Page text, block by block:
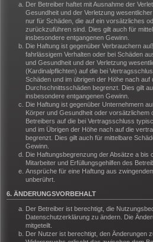
Der Betreiber haftet mit Ausnahme der
Gesundheit und der Verletzung
nur für Schäden, die auf ein vorsätzliches
zurückzuführen sind. Dies gilt auch für
insbesondere entgangenen Gewinn.
Die Haftung ist gegenüber Verbrauchern
fahrlässigem Verhalten oder bei Schäden
und Gesundheit und der Verletzung
(Kardinalpflichten) auf die bei
Schäden und im übrigen der Höhe nach
Durchschnittsschäden begrenzt. Dies gilt
insbesondere entgangenen Gewinn.
Die Haftung ist gegenüber Unternehmern
Körper und Gesundheit oder vorsätzlichem
Betreibers auf die bei Vertragsschluss
und im Übrigen der Höhe nach auf die
begrenzt. Dies gilt auch für mittelbare
Gewinn.
Die Haftungsbegrenzung der Absätze a bis
Mitarbeiter und Erfüllungsgehilfen des
Ansprüche für eine Haftung aus
unberührt.
6. ÄNDERUNGSVORBEHALT
Der Betreiber ist berechtigt, die
Datenschutzerklärung zu ändern. Die
mitgeteilt.
Der Nutzer ist berechtigt, den Änderungen